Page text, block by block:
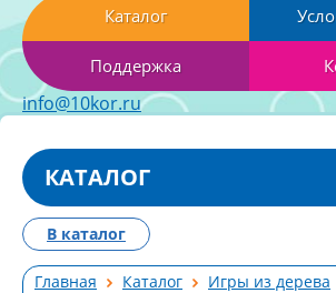
Каталог
Поддержка
info@10kor.ru
КАТАЛОГ
Главная Каталог
Игры из дерева
В каталог